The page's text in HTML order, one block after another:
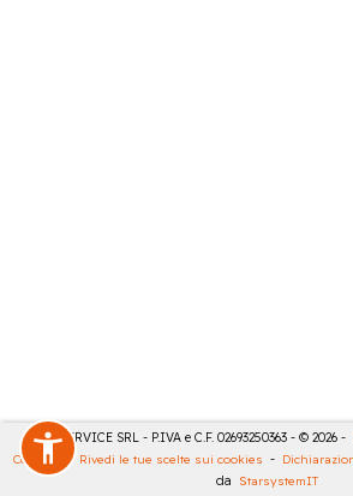
CASA SERVICE SRL - P.IVA e C.F. 02693250363 - © 2026 -
Cookies
- Rivedi le tue scelte sui cookies -
da StarsystemIT